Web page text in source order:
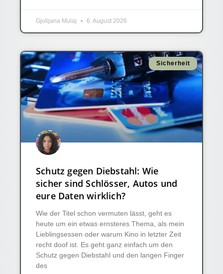
Gjulijana Mulaj 6. August 2026
Sicherheit
Schutz gegen Diebstahl: Wie
sicher sind Schlösser, Autos und
eure Daten wirklich?
Wie der Titel schon vermuten lässt, geht es
heute um ein etwas ernsteres Thema, als mein
Lieblingsessen oder warum Kino in letzter Zeit
recht doof ist. Es geht ganz einfach um den
Schutz gegen Diebstahl und den langen Finger
des